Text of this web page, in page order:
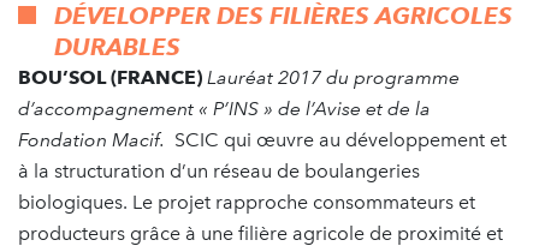
DÉVELOPPER DES FILIÈRES AGRICOLES
DURABLES
BOU’SOL (FRANCE) Lauréat 2017 du programme
d’accompagnement « P’INS » de l’Avise et de la
Fondation Macif. SCIC qui œuvre au développement et
à la structuration d’un réseau de boulangeries
biologiques. Le projet rapproche consommateurs et
producteurs grâce à une filière agricole de proximité et